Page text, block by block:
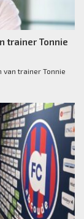
trainer Tonnie
van trainer Tonnie